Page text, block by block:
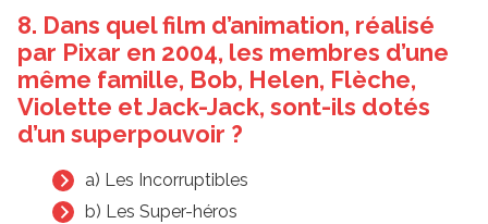
8. Dans quel film d’animation, réalisé
par Pixar en 2004, les membres d’une
même famille, Bob, Helen, Flèche,
Violette et Jack-Jack, sont-ils dotés
d’un superpouvoir ?
a) Les Incorruptibles
b) Les Super-héros